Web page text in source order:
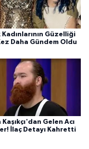
Kadınlarının Güzelliği
Daha Gündem Oldu
Kaşıkçı'dan Gelen Acı
İlaç Detayı Kahretti